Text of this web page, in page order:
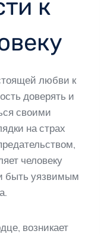
к
любви к
доверять и
своими
на страх
человеку
быть уязвимым
возникает